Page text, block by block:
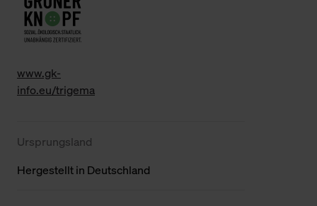
www.gk-
info.eu/trigema
Ursprungsland
Hergestellt in Deutschland